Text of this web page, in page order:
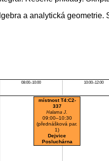
a analytická geometrie.
08:00–10:00 10:00–12:00
místnost T4:C2-
337
Halama J.
09:00–10:30
(přednášková par.
1)
Dejvice
Posluchárna